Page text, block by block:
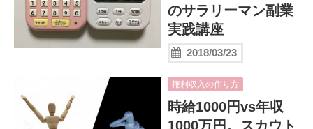
のサラリーマン副業
実践講座
2018/03/23
権利収入の作り方
時給1000円vs年収
1000万円。スカウト